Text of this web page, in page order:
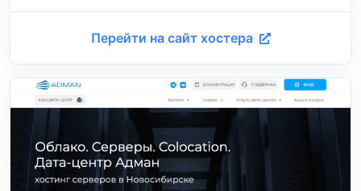
Перейти на сайт хостера